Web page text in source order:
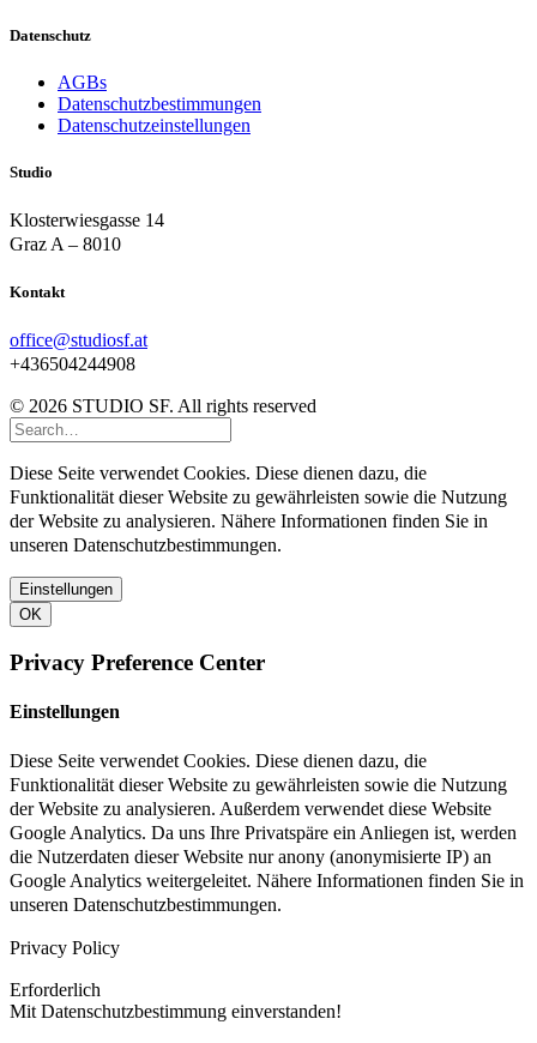
Datenschutz
AGBs
Datenschutzbestimmungen
Datenschutzeinstellungen
Studio
Klosterwiesgasse 14
Graz A – 8010
Kontakt
office@studiosf.at
+436504244908
© 2026 STUDIO SF. All rights reserved
Diese Seite verwendet Cookies. Diese dienen dazu, die
Funktionalität dieser Website zu gewährleisten sowie die Nutzung
der Website zu analysieren. Nähere Informationen finden Sie in
unseren Datenschutzbestimmungen.
Einstellungen
OK
Privacy Preference Center
Einstellungen
Diese Seite verwendet Cookies. Diese dienen dazu, die
Funktionalität dieser Website zu gewährleisten sowie die Nutzung
der Website zu analysieren. Außerdem verwendet diese Website
Google Analytics. Da uns Ihre Privatspäre ein Anliegen ist, werden
die Nutzerdaten dieser Website nur anony (anonymisierte IP) an
Google Analytics weitergeleitet. Nähere Informationen finden Sie in
unseren Datenschutzbestimmungen.
Privacy Policy
Erforderlich
Mit Datenschutzbestimmung einverstanden!